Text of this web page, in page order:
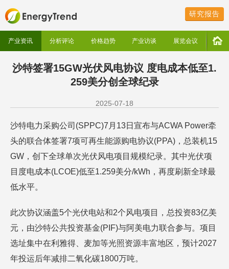
研究报告
产业资讯 分析评论 价格趋势 产业访谈 展览会议
沙特签署15GW光伏风电协议 度电成本低至1.
259美分创全球纪录
2025-07-18
沙特电力采购公司(SPPC)7月13日宣布与ACWA Power牵
头的联合体签署7项可再生能源购电协议(PPA)，总装机15
GW，创下全球单次光伏风电项目规模纪录。其中光伏项
目度电成本(LCOE)低至1.259美分/kWh，再度刷新全球最
低水平。
此次协议涵盖5个光伏电站和2个风电项目，总投资83亿美
元，由沙特公共投资基金(PIF)与阿美电力联合参与。项目
选址集中在利雅得、麦加等光照资源丰富地区，预计2027
年投运后年减排二氧化碳1800万吨。